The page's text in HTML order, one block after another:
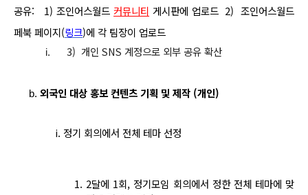
공유:   1) 조인어스월드 커뮤니티 게시판에 업로드 2)  조인어스월드
페북 페이지(링크)에 각 팀장이 업로드
3)  개인 SNS 계정으로 외부 공유 확산
외국인 대상 홍보 컨텐츠 기획 및 제작 (개인)
i. 정기 회의에서 전체 테마 선정
1. 2달에 1회, 정기모임 회의에서 정한 전체 테마에 맞